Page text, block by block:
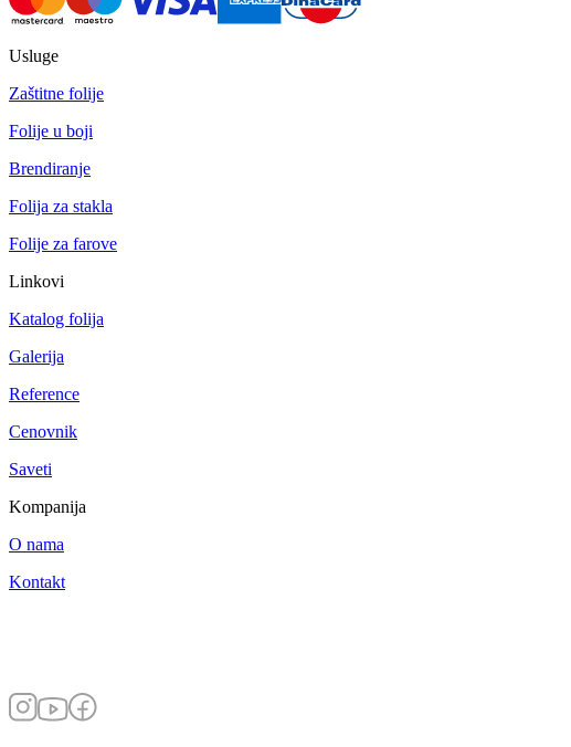
Usluge
Zaštitne folije
Folije u boji
Brendiranje
Folija za stakla
Folije za farove
Linkovi
Katalog folija
Galerija
Reference
Cenovnik
Saveti
Kompanija
O nama
Kontakt